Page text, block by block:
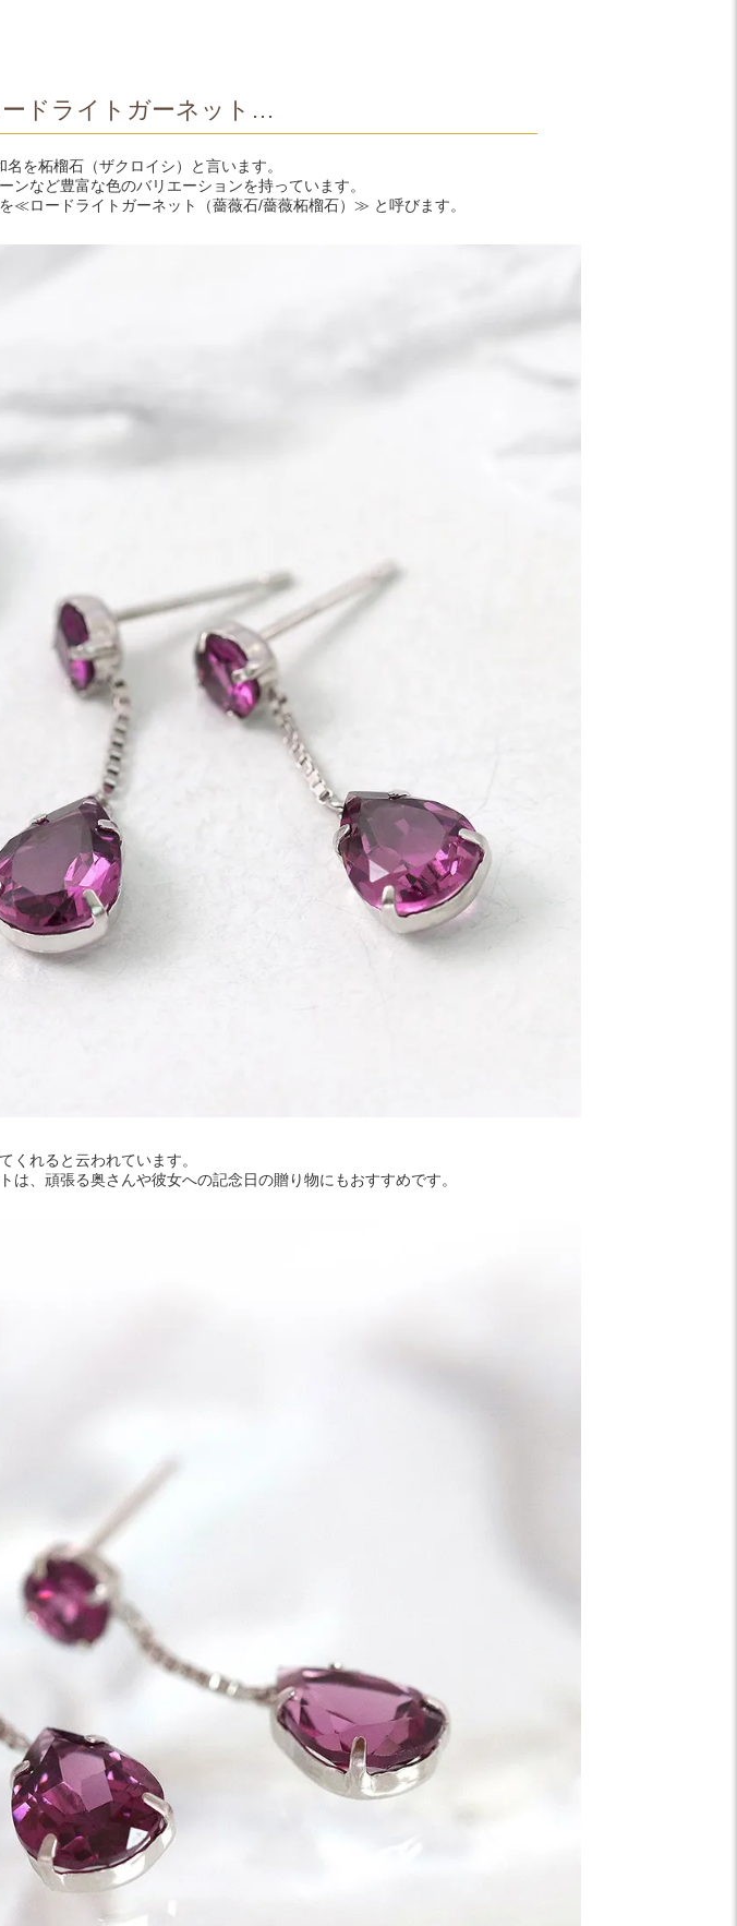
ードライトガーネット…
を柘榴石（ザクロイシ）と言います。
ンなど豊富な色のバリエーションを持っています。
≪ロードライトガーネット（薔薇石/薔薇柘榴石）≫ と呼びます。
くれると云われています。
は、頑張る奥さんや彼女への記念日の贈り物にもおすすめです。